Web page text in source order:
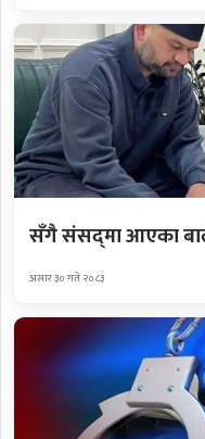
सँगै संसद्‌मा आएका
असार ३० गते २०८३